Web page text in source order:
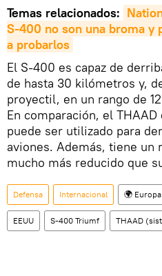
Temas relacionados:
S-400 no son una broma y
a probarlos
El S-400 es capaz de
de hasta 30 kilómetros y,
proyectil, en un rango de
En comparación, el
puede ser utilizado para
aviones. Además, tiene un
mucho más reducido que
Defensa Internacional 🌍 Europa
EEUU S-400 Triumf THAAD